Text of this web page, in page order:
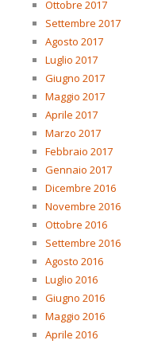
Ottobre 2017
Settembre 2017
Agosto 2017
Luglio 2017
Giugno 2017
Maggio 2017
Aprile 2017
Marzo 2017
Febbraio 2017
Gennaio 2017
Dicembre 2016
Novembre 2016
Ottobre 2016
Settembre 2016
Agosto 2016
Luglio 2016
Giugno 2016
Maggio 2016
Aprile 2016